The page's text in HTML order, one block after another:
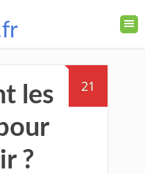
21
les
?